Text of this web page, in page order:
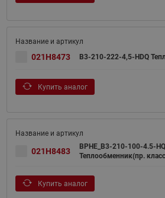
021H8473 B3-210-222-4,5-HDQ
Купить аналог
021H8483
BPHE_B3-210-100-4.5-HQ
Теплообменник(пр.
Купить аналог